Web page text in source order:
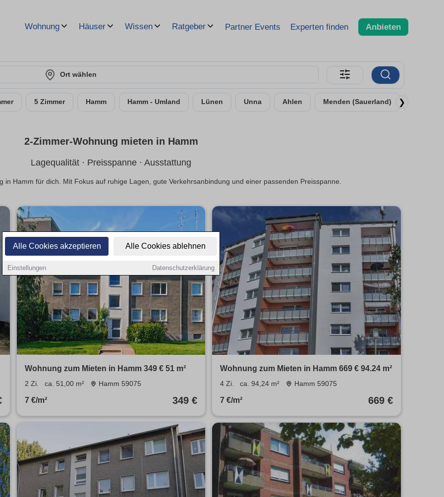
Alle Cookies akzeptieren Alle Cookies ablehnen
Einstellungen Datenschutzerklärung
Wohnung Häuser Wissen Ratgeber Partner Events Experten finden Anbieten
Ort wählen
5 Zimmer Hamm Hamm - Umland Lünen Unna Ahlen Menden (Sauerland) ❯
2-Zimmer-Wohnung mieten in Hamm
Lagequalität · Preisspanne · Ausstattung
in Hamm für dich. Mit Fokus auf ruhige Lagen, gute Verkehrsanbindung und einer passenden Preisspanne.
Wohnung zum Mieten in Hamm 349 € 51 m²
2 Zi. ca. 51,00 m² Hamm 59075
7 €/m² 349 €
Wohnung zum Mieten in Hamm 669 € 94.24 m²
4 Zi. ca. 94,24 m² Hamm 59075
7 €/m² 669 €